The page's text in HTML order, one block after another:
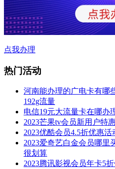
点我办理
热门活动
河南能办理的广电卡有哪
192g流量
电信19元大流量卡在哪办
2023芒果tv会员新用户特
2023优酷会员4.5折优惠
2023爱奇艺白金会员哪里
很划算
2023腾讯影视会员年卡5